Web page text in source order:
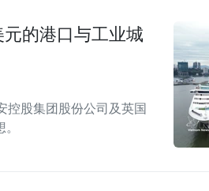
的港口与工业城
控股集团股份公司及英国